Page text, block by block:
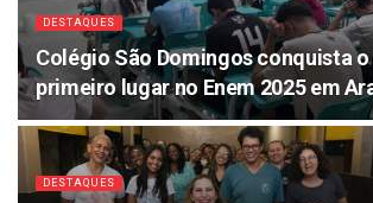
DESTAQUES
Colégio São Domingos conquista o
primeiro lugar no Enem 2025 em
DESTAQUES